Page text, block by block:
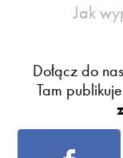
Jak
Dołącz do
Tam